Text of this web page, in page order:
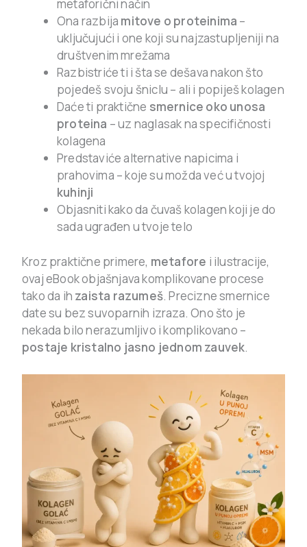
metaforični način
Ona razbija mitove o proteinima –
uključujući i one koji su najzastupljeniji na
društvenim mrežama
Razbistriće ti i šta se dešava nakon što
pojedeš svoju šniclu – ali i popiješ kolagen
Daće ti praktične smernice oko unosa
proteina – uz naglasak na specifičnosti
kolagena
Predstaviće alternative napicima i
prahovima – koje su možda već u tvojoj
kuhinji
Objasniti kako da čuvaš kolagen koji je do
sada ugrađen u tvoje telo
Kroz praktične primere, metafore i ilustracije,
ovaj eBook objašnjava komplikovane procese
tako da ih zaista razumeš. Precizne smernice
date su bez suvoparnih izraza. Ono što je
nekada bilo nerazumljivo i komplikovano –
postaje kristalno jasno jednom zauvek.